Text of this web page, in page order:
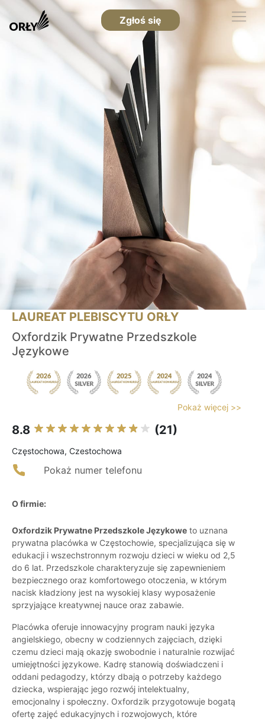
Zgłoś się
LAUREAT PLEBISCYTU ORŁY
Oxfordzik Prywatne Przedszkole
Językowe
Pokaż więcej >>
8.8 (21)
Częstochowa, Czestochowa
Pokaż numer telefonu
O firmie:
Oxfordzik Prywatne Przedszkole Językowe to uznana
prywatna placówka w Częstochowie, specjalizująca się w
edukacji i wszechstronnym rozwoju dzieci w wieku od 2,5
do 6 lat. Przedszkole charakteryzuje się zapewnieniem
bezpiecznego oraz komfortowego otoczenia, w którym
nacisk kładziony jest na wysokiej klasy wyposażenie
sprzyjające kreatywnej nauce oraz zabawie.
Placówka oferuje innowacyjny program nauki języka
angielskiego, obecny w codziennych zajęciach, dzięki
czemu dzieci mają okazję swobodnie i naturalnie rozwijać
umiejętności językowe. Kadrę stanowią doświadczeni i
oddani pedagodzy, którzy dbają o potrzeby każdego
dziecka, wspierając jego rozwój intelektualny,
emocjonalny i społeczny. Oxfordzik przygotowuje bogatą
ofertę zajęć edukacyjnych i rozwojowych, które